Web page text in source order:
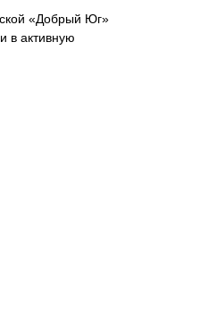
«Добрый Юг»
в активную